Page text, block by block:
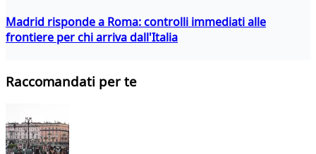
Madrid risponde a Roma: controlli immediati alle
frontiere per chi arriva dall'Italia
Raccomandati per te